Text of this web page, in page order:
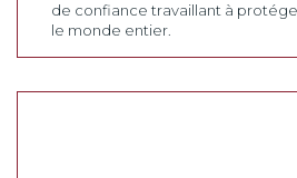
de confiance travaillant à
le monde entier.